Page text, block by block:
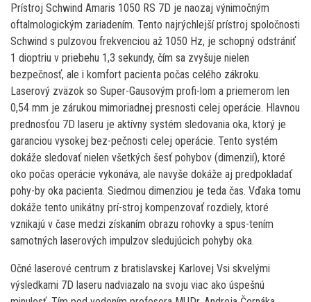
Prístroj Schwind Amaris 1050 RS 7D je naozaj výnimočným
oftalmologickým zariadením. Tento najrýchlejší prístroj spoločnosti
Schwind s pulzovou frekvenciou až 1050 Hz, je schopný odstrániť
1 dioptriu v priebehu 1,3 sekundy, čím sa zvyšuje nielen
bezpečnosť, ale i komfort pacienta počas celého zákroku.
Laserový zväzok so Super-Gausovým profi-lom a priemerom len
0,54 mm je zárukou mimoriadnej presnosti celej operácie. Hlavnou
prednosťou 7D laseru je aktívny systém sledovania oka, ktorý je
garanciou vysokej bez-pečnosti celej operácie. Tento systém
dokáže sledovať nielen všetkých šesť pohybov (dimenzií), ktoré
oko počas operácie vykonáva, ale navyše dokáže aj predpokladať
pohy-by oka pacienta. Siedmou dimenziou je teda čas. Vďaka tomu
dokáže tento unikátny prí-stroj kompenzovať rozdiely, ktoré
vznikajú v čase medzi získaním obrazu rohovky a spus-tením
samotných laserových impulzov sledujúcich pohyby oka.
Očné laserové centrum z bratislavskej Karlovej Vsi skvelými
výsledkami 7D laseru nadviazalo na svoju viac ako úspešnú